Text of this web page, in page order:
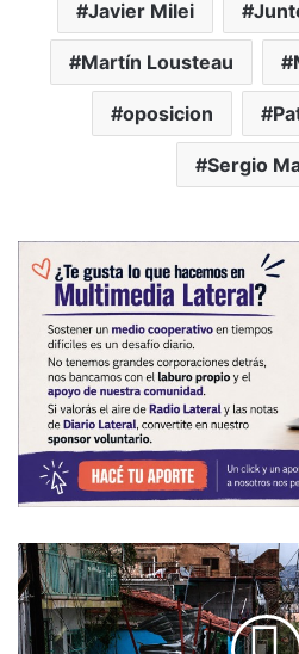
Javier Milei
Martín Lousteau
oposicion
Sergio